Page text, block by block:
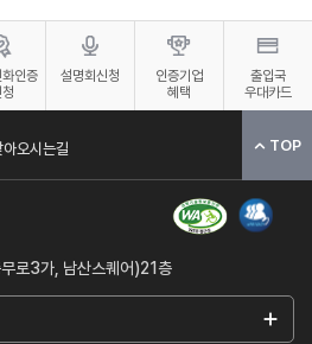
인증
설명회신청
인증기업
혜택
출입국
우대카드
TOP
아오시는길
로3가, 남산스퀘어)21층